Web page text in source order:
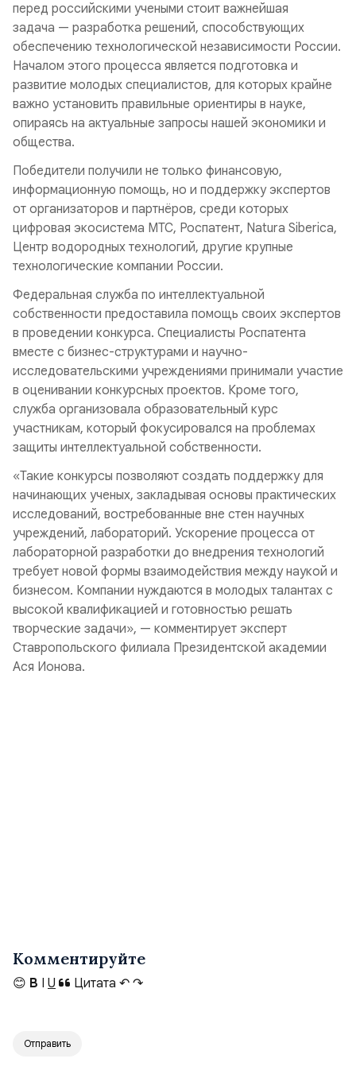
перед российскими учеными стоит важнейшая
задача — разработка решений, способствующих
обеспечению технологической независимости России.
Началом этого процесса является подготовка и
развитие молодых специалистов, для которых крайне
важно установить правильные ориентиры в науке,
опираясь на актуальные запросы нашей экономики и
общества.
Победители получили не только финансовую,
информационную помощь, но и поддержку экспертов
от организаторов и партнёров, среди которых
цифровая экосистема МТС, Роспатент, Natura Siberica,
Центр водородных технологий, другие крупные
технологические компании России.
Федеральная служба по интеллектуальной
собственности предоставила помощь своих экспертов
в проведении конкурса. Специалисты Роспатента
вместе с бизнес-структурами и научно-
исследовательскими учреждениями принимали участие
в оценивании конкурсных проектов. Кроме того,
служба организовала образовательный курс
участникам, который фокусировался на проблемах
защиты интеллектуальной собственности.
«Такие конкурсы позволяют создать поддержку для
начинающих ученых, закладывая основы практических
исследований, востребованные вне стен научных
учреждений, лабораторий. Ускорение процесса от
лабораторной разработки до внедрения технологий
требует новой формы взаимодействия между наукой и
бизнесом. Компании нуждаются в молодых талантах с
высокой квалификацией и готовностью решать
творческие задачи», — комментирует эксперт
Ставропольского филиала Президентской академии
Ася Ионова.
Комментируйте
😊 B I U Цитата ↶ ↷
Отправить